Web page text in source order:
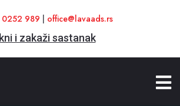
989 office@lavaads.rs
i zakaži sastanak